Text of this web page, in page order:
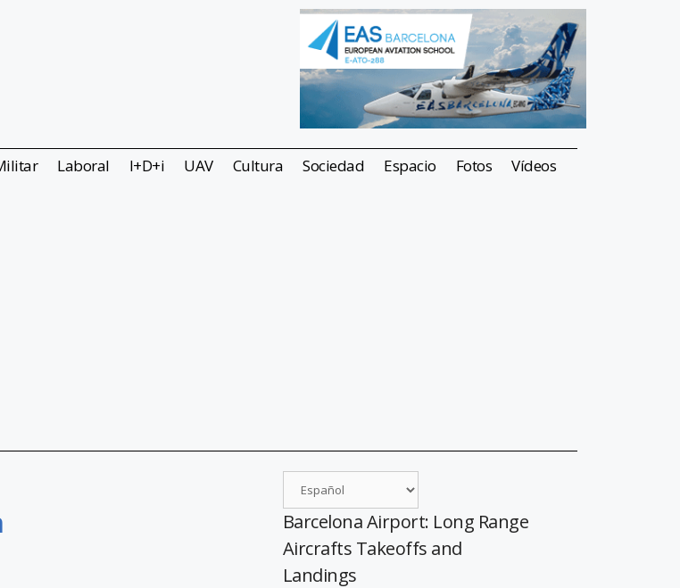
Laboral I+D+i UAV Cultura Sociedad Espacio Fotos Vídeos
Barcelona Airport: Long Range
Aircrafts Takeoffs and
Landings